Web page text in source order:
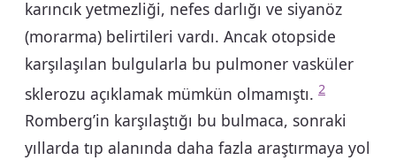
karıncık yetmezliği, nefes darlığı ve siyanöz
(morarma) belirtileri vardı. Ancak otopside
karşılaşılan bulgularla bu pulmoner vasküler
sklerozu açıklamak mümkün olmamıştı. 2
Romberg’in karşılaştığı bu bulmaca, sonraki
yıllarda tıp alanında daha fazla araştırmaya yol